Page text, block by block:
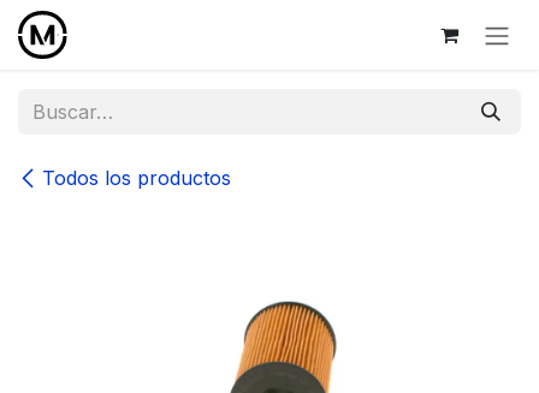
Ir al contenido
Todos los productos